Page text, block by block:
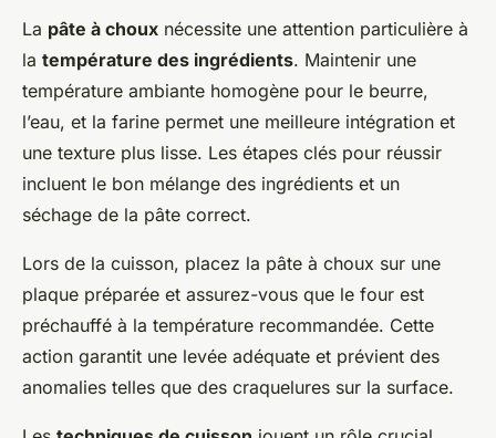
La pâte à choux nécessite une attention particulière à
la température des ingrédients. Maintenir une
température ambiante homogène pour le beurre,
l’eau, et la farine permet une meilleure intégration et
une texture plus lisse. Les étapes clés pour réussir
incluent le bon mélange des ingrédients et un
séchage de la pâte correct.
Lors de la cuisson, placez la pâte à choux sur une
plaque préparée et assurez-vous que le four est
préchauffé à la température recommandée. Cette
action garantit une levée adéquate et prévient des
anomalies telles que des craquelures sur la surface.